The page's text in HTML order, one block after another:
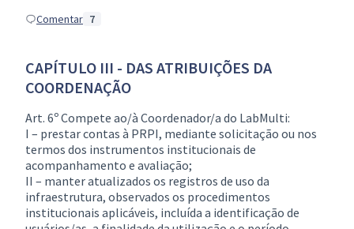
Comentar 7
CAPÍTULO III - DAS ATRIBUIÇÕES DA
COORDENAÇÃO
Art. 6º Compete ao/à Coordenador/a do LabMulti:
I – prestar contas à PRPI, mediante solicitação ou nos
termos dos instrumentos institucionais de
acompanhamento e avaliação;
II – manter atualizados os registros de uso da
infraestrutura, observados os procedimentos
institucionais aplicáveis, incluída a identificação de